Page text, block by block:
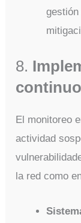
8.
El monitoreo
actividad
la red como